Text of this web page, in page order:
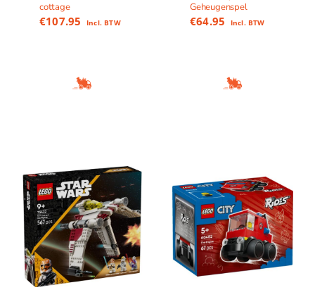
cottage
€107.95 Incl. BTW
Geheugenspel
€64.95 Incl. BTW